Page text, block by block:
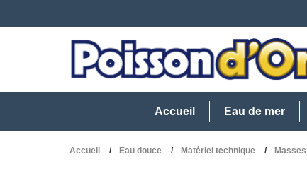
Accueil Eau de mer
Accueil Eau douce Matériel technique